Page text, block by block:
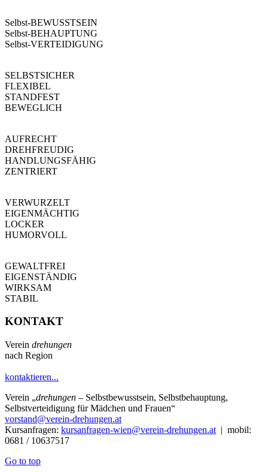
Selbst-BEWUSSTSEIN
Selbst-BEHAUPTUNG
Selbst-VERTEIDIGUNG
SELBSTSICHER
FLEXIBEL
STANDFEST
BEWEGLICH
AUFRECHT
DREHFREUDIG
HANDLUNGSFÄHIG
ZENTRIERT
VERWURZELT
EIGENMÄCHTIG
LOCKER
HUMORVOLL
GEWALTFREI
EIGENSTÄNDIG
WIRKSAM
STABIL
KONTAKT
Verein drehungen
nach Region
kontaktieren...
Verein „drehungen – Selbstbewusstsein, Selbstbehauptung,
Selbstverteidigung für Mädchen und Frauen“
vorstand@verein-drehungen.at
Kursanfragen: kursanfragen-wien@verein-drehungen.at | mobil:
0681 / 10637517
Go to top